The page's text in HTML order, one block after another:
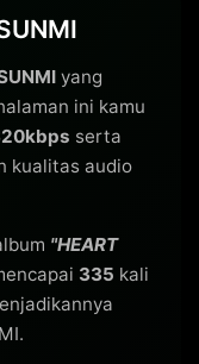
yang
ini kamu
serta
kualitas audio
"HEART
335 kali